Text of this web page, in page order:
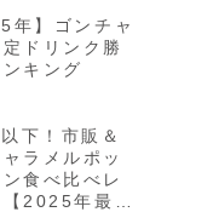
年】ゴンチャ
ドリンク勝
キング
下！市販＆
ラメルポッ
食べ比べレ
【2025年最